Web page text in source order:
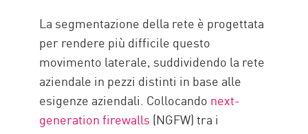
La segmentazione della rete è progettata
per rendere più difficile questo
movimento laterale, suddividendo la rete
aziendale in pezzi distinti in base alle
esigenze aziendali. Collocando next-
generation firewalls (NGFW) tra i